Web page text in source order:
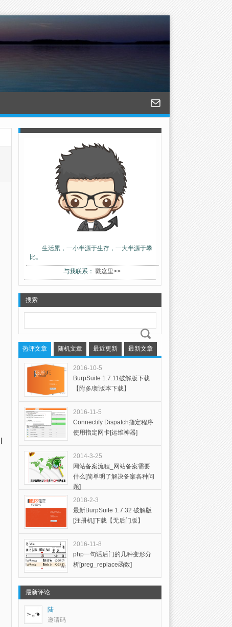
生活累，一小半源于生存，一大半源于攀
比。
与我联系： 戳这里>>
搜索
热评文章 随机文章 最近更新 最新文章
2016-10-5
BurpSuite 1.7.11破解版下载
【附多/新版本下载】
2016-11-5
Connectify Dispatch指定程序
使用指定网卡[运维神器]
2014-3-25
网站备案流程_网站备案需要
什么[简单明了解决备案各种问
题]
2018-2-3
最新BurpSuite 1.7.32 破解版
[注册机]下载【无后门版】
2016-11-8
php一句话后门的几种变形分
析[preg_replace函数]
最新评论
陆
邀请码